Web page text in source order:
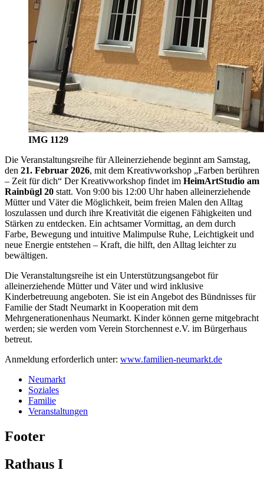
IMG 1129
Die Veranstaltungsreihe für Alleinerziehende beginnt am Samstag,
den 21. Februar 2026, mit dem Kreativworkshop „Farben berühren
– Zeit für dich“ Der Kreativworkshop findet im HeimArtStudio am
Rainbügl 20 statt. Von 9:00 bis 12:00 Uhr haben alleinerziehende
Mütter und Väter die Möglichkeit, beim freien Malen den Alltag
loszulassen und durch ihre Kreativität die eigenen Fähigkeiten und
Stärken zu entdecken. Ein achtsamer Vormittag, an dem durch
Farbe, Bewegung und intuitive Malimpulse Ruhe, Leichtigkeit und
neue Energie entstehen – Kraft, die hilft, den Alltag leichter zu
bewältigen.
Die Veranstaltungsreihe ist ein Unterstützungsangebot für
alleinerziehende Mütter und Väter und wird inklusive
Kinderbetreuung angeboten. Sie ist ein Angebot des Bündnisses für
Familie der Stadt Neumarkt in Kooperation mit dem
Mehrgenerationenhaus Neumarkt. Kinder können gerne mitgebracht
werden; sie werden vom Verein Storchennest e.V. im Bürgerhaus
betreut.
Anmeldung erforderlich unter: www.familien-neumarkt.de
Neumarkt
Soziales
Familie
Veranstaltungen
Footer
Rathaus I